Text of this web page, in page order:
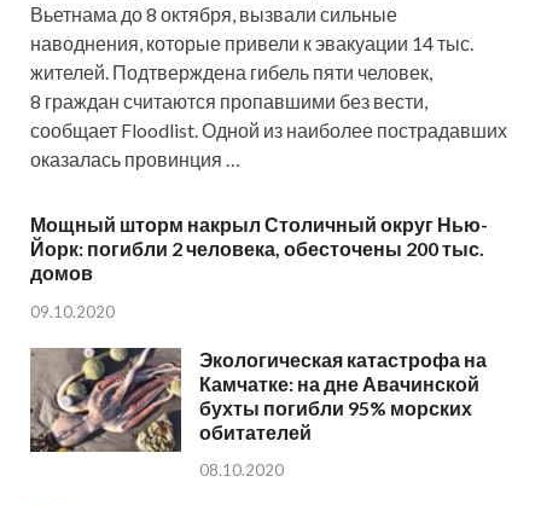
Вьетнама до 8 октября, вызвали сильные
наводнения, которые привели к эвакуации 14 тыс.
жителей. Подтверждена гибель пяти человек,
8 граждан считаются пропавшими без вести,
сообщает Floodlist. Одной из наиболее пострадавших
оказалась провинция …
Мощный шторм накрыл Столичный округ Нью-
Йорк: погибли 2 человека, обесточены 200 тыс.
домов
09.10.2020
Экологическая катастрофа на
Камчатке: на дне Авачинской
бухты погибли 95% морских
обитателей
08.10.2020